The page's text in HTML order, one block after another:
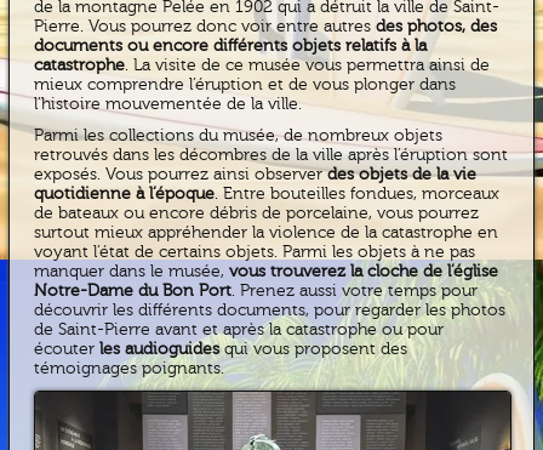
de la montagne Pelée en 1902 qui a détruit la ville de Saint-
Pierre. Vous pourrez donc voir entre autresdes photos, des
documents ou encore différents objets relatifs à la
catastrophe. La visite de ce musée vous permettra ainsi de
mieux comprendre l’éruption et de vous plonger dans
l’histoire mouvementée de la ville.
Parmi les collections du musée, de nombreux objets
retrouvés dans les décombres de la ville après l’éruption sont
exposés. Vous pourrez ainsi observerdes objets de la vie
quotidienne à l’époque. Entre bouteilles fondues, morceaux
de bateaux ou encore débris de porcelaine, vous pourrez
surtout mieux appréhender la violence de la catastrophe en
voyant l’état de certains objets. Parmi les objets à ne pas
manquer dans le musée,vous trouverez la cloche de l’église
Notre-Dame du Bon Port. Prenez aussi votre temps pour
découvrir les différents documents, pour regarder les photos
de Saint-Pierre avant et après la catastrophe ou pour
écouterles audioguidesqui vous proposent des
témoignages poignants.